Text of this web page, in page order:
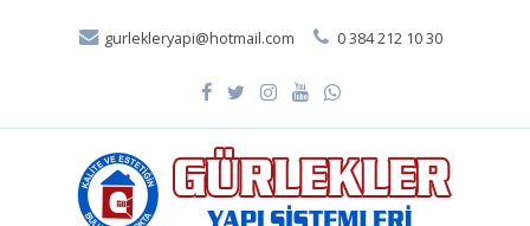
gurlekleryapi@hotmail.com 0 384 212 10 30